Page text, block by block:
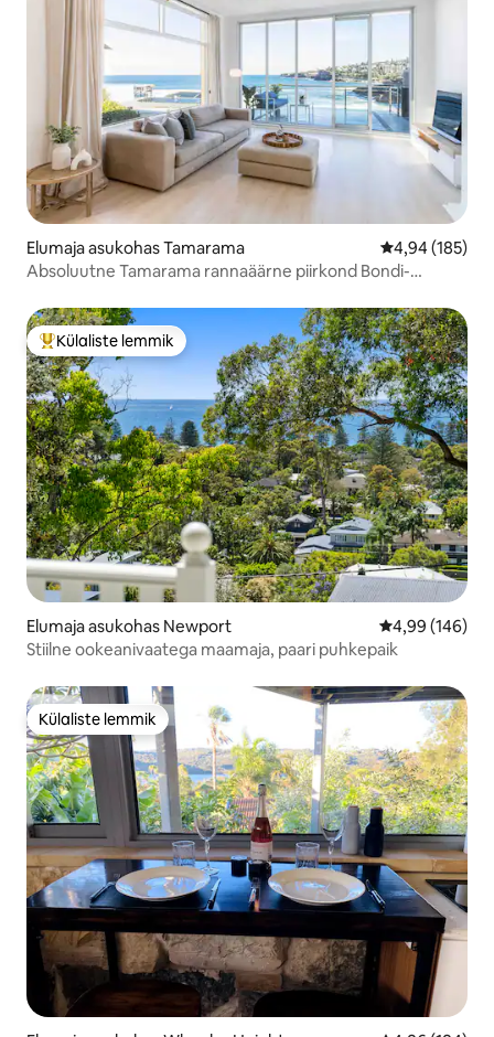
Elumaja asukohas Tamarama Keskmine
4,94 (185)
Absoluutne Tamarama rannaäärne piirkond Bondi-
Külaliste suur lemmik
Külaliste lemmik
Elumaja asukohas Newport Keskmine
4,99 (146)
Stiilne ookeanivaatega maamaja, paari puhkepaik
Külaliste lemmik
Külaliste lemmik